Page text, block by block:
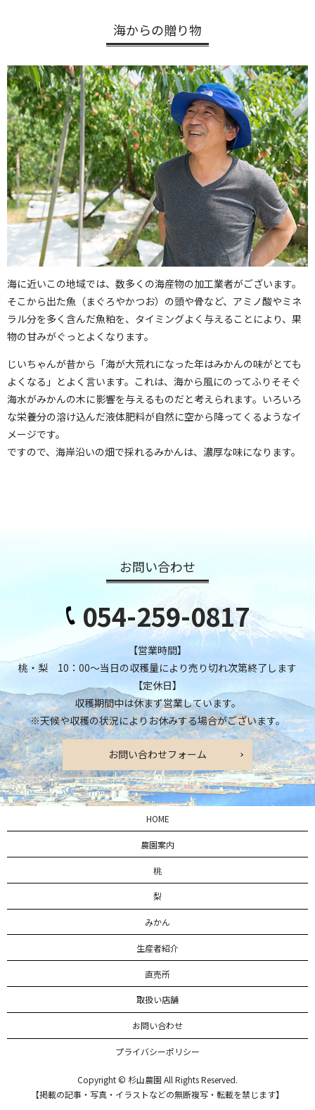
海からの贈り物
海に近いこの地域では、数多くの海産物の加工業者がございます。
そこから出た魚（まぐろやかつお）の頭や骨など、アミノ酸やミネ
ラル分を多く含んだ魚粕を、タイミングよく与えることにより、果
物の甘みがぐっとよくなります。
じいちゃんが昔から「海が大荒れになった年はみかんの味がとても
よくなる」とよく言います。これは、海から風にのってふりそそぐ
海水がみかんの木に影響を与えるものだと考えられます。いろいろ
な栄養分の溶け込んだ液体肥料が自然に空から降ってくるようなイ
メージです。
ですので、海岸沿いの畑で採れるみかんは、濃厚な味になります。
お問い合わせ
054-259-0817
【営業時間】
桃・梨 10：00～当日の収穫量により売り切れ次第終了します
【定休日】
収穫期間中は休まず営業しています。
※天候や収穫の状況によりお休みする場合がございます。
お問い合わせフォーム
HOME
農園案内
桃
梨
みかん
生産者紹介
直売所
取扱い店舗
お問い合わせ
プライバシーポリシー
Copyright © 杉山農園 All Rights Reserved.
【掲載の記事・写真・イラストなどの無断複写・転載を禁じます】